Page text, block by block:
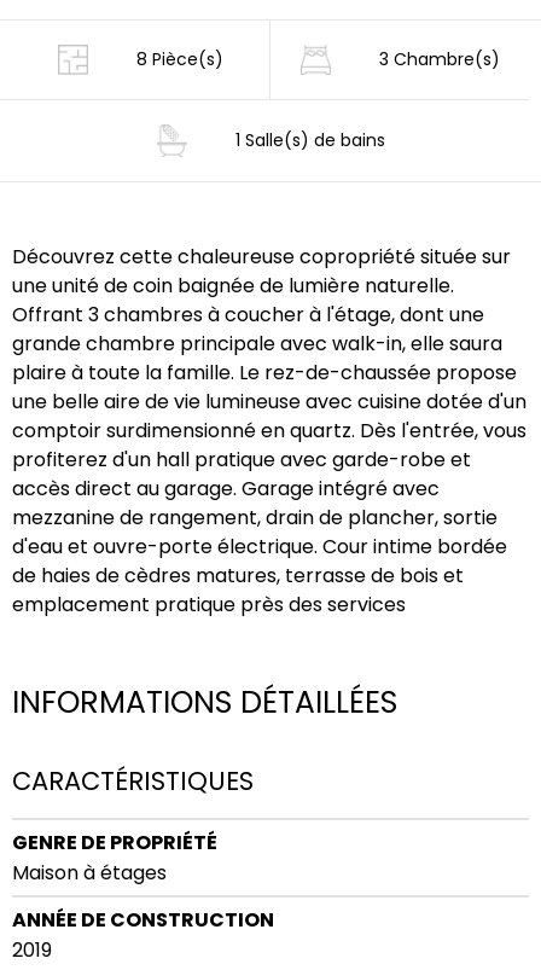
8 Pièce(s) 3 Chambre(s)
1 Salle(s) de bains
Découvrez cette chaleureuse copropriété située sur
une unité de coin baignée de lumière naturelle.
Offrant 3 chambres à coucher à l'étage, dont une
grande chambre principale avec walk-in, elle saura
plaire à toute la famille. Le rez-de-chaussée propose
une belle aire de vie lumineuse avec cuisine dotée d'un
comptoir surdimensionné en quartz. Dès l'entrée, vous
profiterez d'un hall pratique avec garde-robe et
accès direct au garage. Garage intégré avec
mezzanine de rangement, drain de plancher, sortie
d'eau et ouvre-porte électrique. Cour intime bordée
de haies de cèdres matures, terrasse de bois et
emplacement pratique près des services
INFORMATIONS DÉTAILLÉES
CARACTÉRISTIQUES
GENRE DE PROPRIÉTÉ
Maison à étages
ANNÉE DE CONSTRUCTION
2019